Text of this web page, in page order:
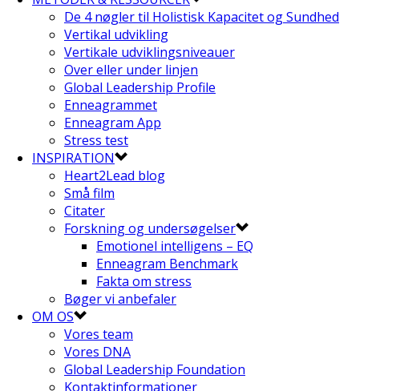
De 4 nøgler til Holistisk Kapacitet og Sundhed
Vertikal udvikling
Vertikale udviklingsniveauer
Over eller under linjen
Global Leadership Profile
Enneagrammet
Enneagram App
Stress test
INSPIRATION
Heart2Lead blog
Små film
Citater
Forskning og undersøgelser
Emotionel intelligens – EQ
Enneagram Benchmark
Fakta om stress
Bøger vi anbefaler
OM OS
Vores team
Vores DNA
Global Leadership Foundation
Kontaktinformationer